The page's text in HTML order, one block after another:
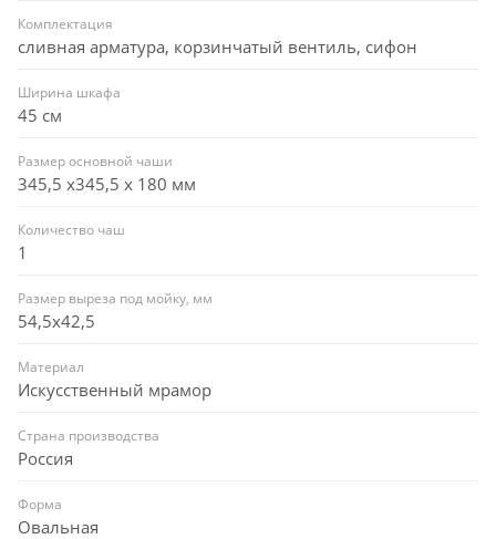
Комплектация
сливная арматура, корзинчатый вентиль, сифон
Ширина шкафа
45 см
Размер основной чаши
345,5 х345,5 х 180 мм
Количество чаш
1
Размер выреза под мойку, мм
54,5x42,5
Материал
Искусственный мрамор
Страна производства
Россия
Форма
Овальная